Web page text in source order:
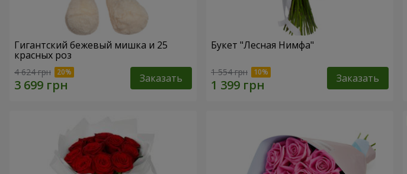
Гигантский бежевый мишка и 25
красных роз
4 624 грн Заказать
Букет "Лесная Нимфа"
1 554 грн Заказать